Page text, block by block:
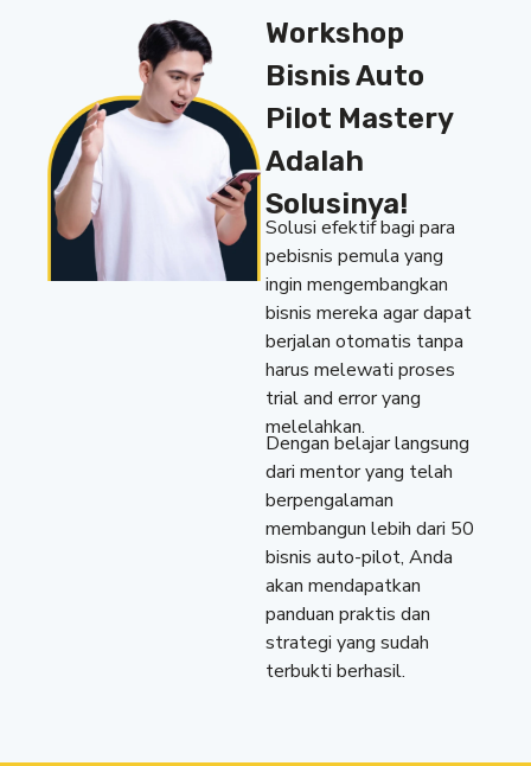
Workshop
Bisnis Auto
Pilot Mastery
Adalah
Solusinya!
Solusi efektif bagi para
pebisnis pemula yang
ingin mengembangkan
bisnis mereka agar dapat
berjalan otomatis tanpa
harus melewati proses
trial and error yang
melelahkan.
Dengan belajar langsung
dari mentor yang telah
berpengalaman
membangun lebih dari 50
bisnis auto-pilot, Anda
akan mendapatkan
panduan praktis dan
strategi yang sudah
terbukti berhasil.